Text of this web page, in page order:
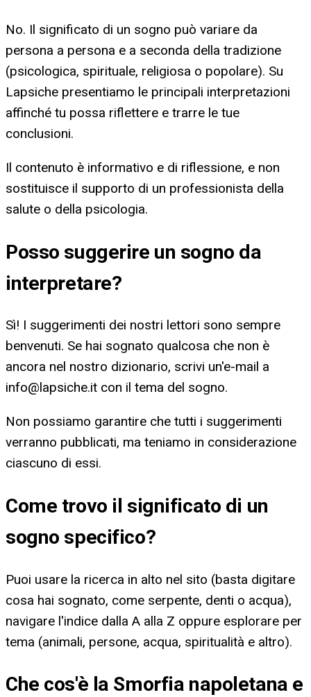
No. Il significato di un sogno può variare da
persona a persona e a seconda della tradizione
(psicologica, spirituale, religiosa o popolare). Su
Lapsiche presentiamo le principali interpretazioni
affinché tu possa riflettere e trarre le tue
conclusioni.
Il contenuto è informativo e di riflessione, e non
sostituisce il supporto di un professionista della
salute o della psicologia.
Posso suggerire un sogno da
interpretare?
Sì! I suggerimenti dei nostri lettori sono sempre
benvenuti. Se hai sognato qualcosa che non è
ancora nel nostro dizionario, scrivi un'e-mail a
info@lapsiche.it con il tema del sogno.
Non possiamo garantire che tutti i suggerimenti
verranno pubblicati, ma teniamo in considerazione
ciascuno di essi.
Come trovo il significato di un
sogno specifico?
Puoi usare la ricerca in alto nel sito (basta digitare
cosa hai sognato, come serpente, denti o acqua),
navigare l'indice dalla A alla Z oppure esplorare per
tema (animali, persone, acqua, spiritualità e altro).
Che cos'è la Smorfia napoletana e